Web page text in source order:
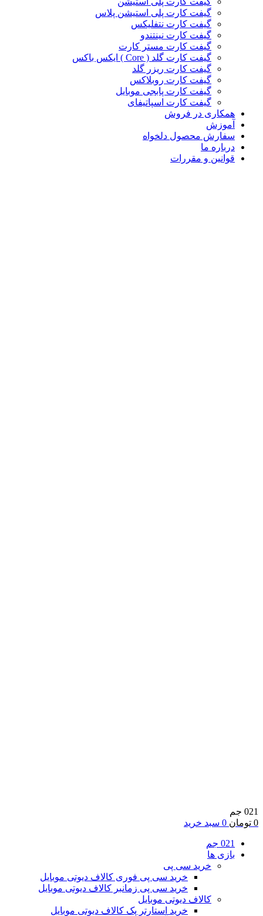
گیفت کارت پلی استیشن پلاس
گیفت کارت نتفلیکس
گیفت کارت نینتندو
گیفت کارت مستر کارت
گیفت کارت گلد ( Core ) ایکس باکس
گیفت کارت ریزر گلد
گیفت کارت روبلاکس
گیفت کارت پابجی موبایل
گیفت کارت اسپاتیفای
همکاری در فروش
آموزش
سفارش محصول دلخواه
درباره ما
قوانین و مقررات
021 جم
0 تومان 0 سبد خرید
021 جم
بازی ها
خرید سی پی
خرید سی پی فوری کالاف دیوتی موبایل
خرید سی پی زمانبر کالاف دیوتی موبایل
کالاف دیوتی موبایل
خرید استارتر پک کالاف دیوتی موبایل